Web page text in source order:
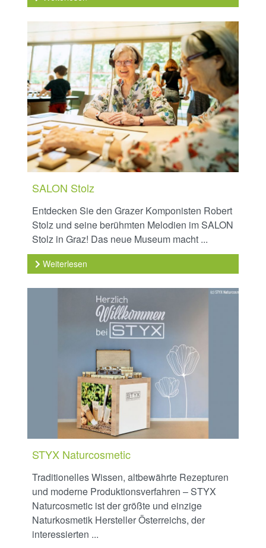
SALON Stolz
Entdecken Sie den Grazer Komponisten Robert
Stolz und seine berühmten Melodien im SALON
Stolz in Graz! Das neue Museum macht ...
Weiterlesen
STYX Naturcosmetic
Traditionelles Wissen, altbewährte Rezepturen
und moderne Produktionsverfahren – STYX
Naturcosmetic ist der größte und einzige
Naturkosmetik Hersteller Österreichs, der
interessierten ...